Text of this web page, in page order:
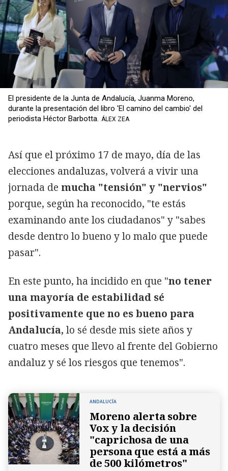
El presidente de la Junta de Andalucía, Juanma Moreno,
durante la presentación del libro 'El camino del cambio' del
periodista Héctor Barbotta. ÁLEX ZEA
Así que el próximo 17 de mayo, día de las
elecciones andaluzas, volverá a vivir una
jornada de mucha "tensión" y "nervios"
porque, según ha reconocido, "te estás
examinando ante los ciudadanos" y "sabes
desde dentro lo bueno y lo malo que puede
pasar".
En este punto, ha incidido en que "no tener
una mayoría de estabilidad sé
positivamente que no es bueno para
Andalucía, lo sé desde mis siete años y
cuatro meses que llevo al frente del Gobierno
andaluz y sé los riesgos que tenemos".
ANDALUCÍA
Moreno alerta sobre
Vox y la decisión
"caprichosa de una
persona que está a más
de 500 kilómetros"